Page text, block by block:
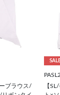
ブラウス/
SALE
【